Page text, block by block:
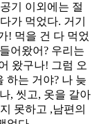
기 이외에는 절
가 먹었다. 거기
! 먹을 건 다 먹었
어왔어? 우리는
왔구나! 그럼 오
하는 거야? 나 늦
, 씻고, 옷을 갈아
못하고 ,남편의